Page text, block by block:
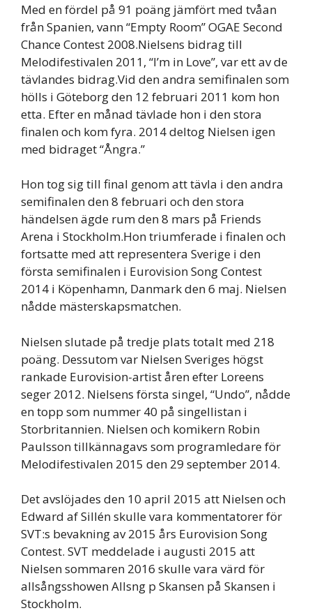
Med en fördel på 91 poäng jämfört med tvåan
från Spanien, vann “Empty Room” OGAE Second
Chance Contest 2008.Nielsens bidrag till
Melodifestivalen 2011, “I’m in Love”, var ett av de
tävlandes bidrag.Vid den andra semifinalen som
hölls i Göteborg den 12 februari 2011 kom hon
etta. Efter en månad tävlade hon i den stora
finalen och kom fyra. 2014 deltog Nielsen igen
med bidraget “Ångra.”
Hon tog sig till final genom att tävla i den andra
semifinalen den 8 februari och den stora
händelsen ägde rum den 8 mars på Friends
Arena i Stockholm.Hon triumferade i finalen och
fortsatte med att representera Sverige i den
första semifinalen i Eurovision Song Contest
2014 i Köpenhamn, Danmark den 6 maj. Nielsen
nådde mästerskapsmatchen.
Nielsen slutade på tredje plats totalt med 218
poäng. Dessutom var Nielsen Sveriges högst
rankade Eurovision-artist åren efter Loreens
seger 2012. Nielsens första singel, “Undo”, nådde
en topp som nummer 40 på singellistan i
Storbritannien. Nielsen och komikern Robin
Paulsson tillkännagavs som programledare för
Melodifestivalen 2015 den 29 september 2014.
Det avslöjades den 10 april 2015 att Nielsen och
Edward af Sillén skulle vara kommentatorer för
SVT:s bevakning av 2015 års Eurovision Song
Contest. SVT meddelade i augusti 2015 att
Nielsen sommaren 2016 skulle vara värd för
allsångsshowen Allsng p Skansen på Skansen i
Stockholm.